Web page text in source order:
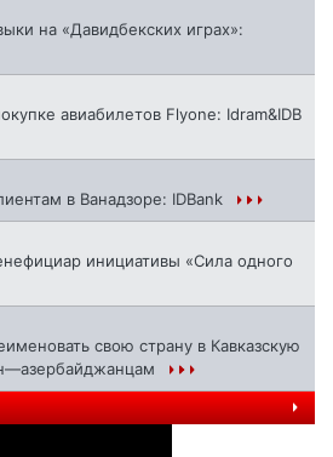
на «Давидбекских играх»:
авиабилетов Flyone: Idram&IDB
в Ванадзоре: IDBank
инициативы «Сила одного
свою страну в Кавказскую